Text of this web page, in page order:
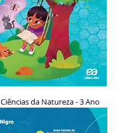
da Natureza - 3 Ano